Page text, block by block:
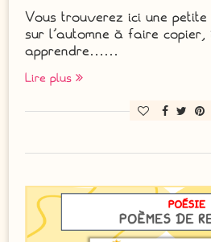
Vous trouverez ici une petite
sur l’automne à faire
apprendre……
Lire plus